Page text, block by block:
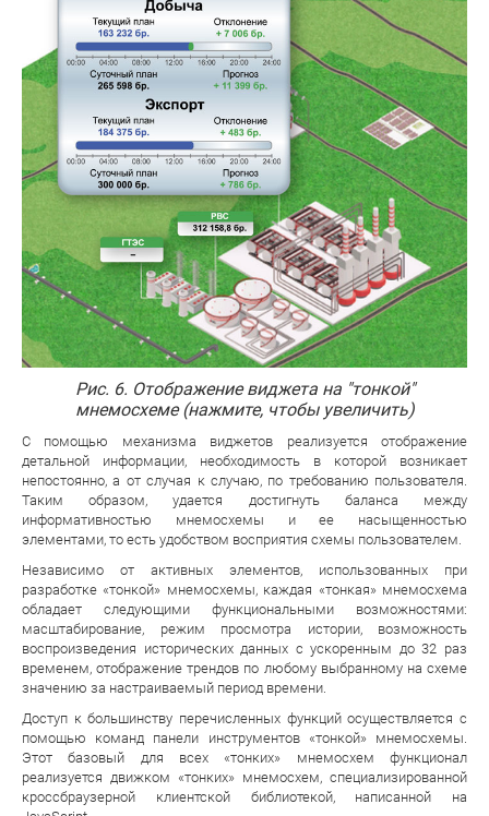
Рис. 6. Отображение виджета на "тонкой"
мнемосхеме (нажмите, чтобы увеличить)
С помощью механизма виджетов реализуется отображение
детальной информации, необходимость в которой возникает
непостоянно, а от случая к случаю, по требованию пользователя.
Таким образом, удается достигнуть баланса между
информативностью мнемосхемы и ее насыщенностью
элементами, то есть удобством восприятия схемы пользователем.
Независимо от активных элементов, использованных при
разработке «тонкой» мнемосхемы, каждая «тонкая» мнемосхема
обладает следующими функциональными возможностями:
масштабирование, режим просмотра истории, возможность
воспроизведения исторических данных с ускоренным до 32 раз
временем, отображение трендов по любому выбранному на схеме
значению за настраиваемый период времени.
Доступ к большинству перечисленных функций осуществляется с
помощью команд панели инструментов «тонкой» мнемосхемы.
Этот базовый для всех «тонких» мнемосхем функционал
реализуется движком «тонких» мнемосхем, специализированной
кроссбраузерной клиентской библиотекой, написанной на